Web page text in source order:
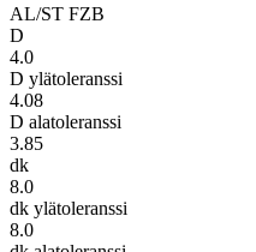
AL/ST FZB
D
4.0
D ylätoleranssi
4.08
D alatoleranssi
3.85
dk
8.0
dk ylätoleranssi
8.0